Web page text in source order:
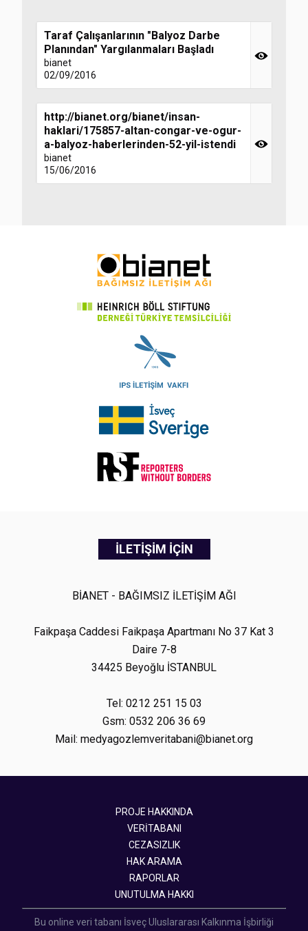
Taraf Çalışanlarının "Balyoz Darbe
Planından" Yargılanmaları Başladı
bianet
02/09/2016
http://bianet.org/bianet/insan-
haklari/175857-altan-congar-ve-ogur-
a-balyoz-haberlerinden-52-yil-istendi
bianet
15/06/2016
İLETİŞİM İÇİN
BİANET - BAĞIMSIZ İLETİŞİM AĞI
Faikpaşa Caddesi Faikpaşa Apartmanı No 37 Kat 3
Daire 7-8
34425 Beyoğlu İSTANBUL
Tel: 0212 251 15 03
Gsm: 0532 206 36 69
Mail: medyagozlemveritabani@bianet.org
PROJE HAKKINDA
VERİTABANI
CEZASIZLIK
HAK ARAMA
RAPORLAR
UNUTULMA HAKKI
Bu online veri tabanı İsveç Uluslararası Kalkınma İşbirliği